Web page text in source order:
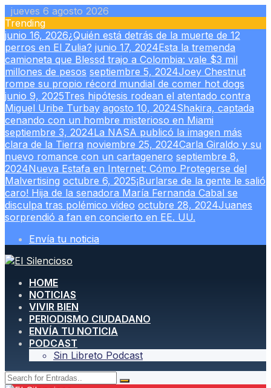
Skip
to
content
jueves 6 agosto 2026
Trending
junio 16, 2026¿Quién está detrás de la muerte de 12
perros en El Zulia? junio 17, 2024Esta la tremenda
camioneta que Blessd trajo a Colombia: vale $3 mil
millones de pesos septiembre 5, 2024Joey Chestnut
rompe su propio récord mundial de comer hot dogs
junio 9, 2025Tres hipótesis rodean el atentado contra
Miguel Uribe Turbay agosto 10, 2024Shakira, captada
cenando con un hombre misterioso en Miami
septiembre 3, 2024La NASA publicó la imagen más
clara de la Tierra noviembre 25, 2024Carla Giraldo y su
nuevo romance con un cartagenero septiembre 8,
2024Nueva Estafa en Internet: Cómo Protegerse del
Malvertising octubre 6, 2025¡Burlarse de la gente le salió
caro! Hija de la senadora María Fernanda Cabal se
disculpa tras polémico video octubre 28, 2024Juanes
sorprendió a fan en concierto en EE. UU.
Envía tu noticia
HOME
NOTICIAS
VIVIR BIEN
PERIODISMO CIUDADANO
ENVÍA TU NOTICIA
PODCAST
Sin Libreto Podcast